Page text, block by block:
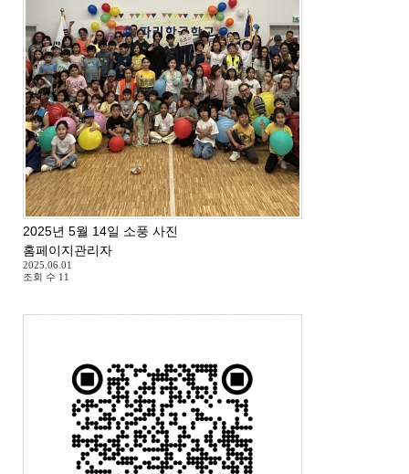
2025년 5월 14일 소풍 사진
홈페이지관리자
2025.06.01
조회 수 11